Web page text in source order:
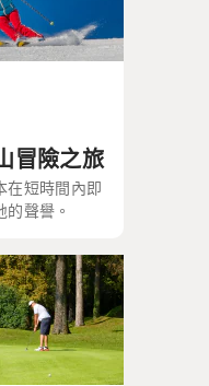
冒險之旅
在短時間內即
聲譽。